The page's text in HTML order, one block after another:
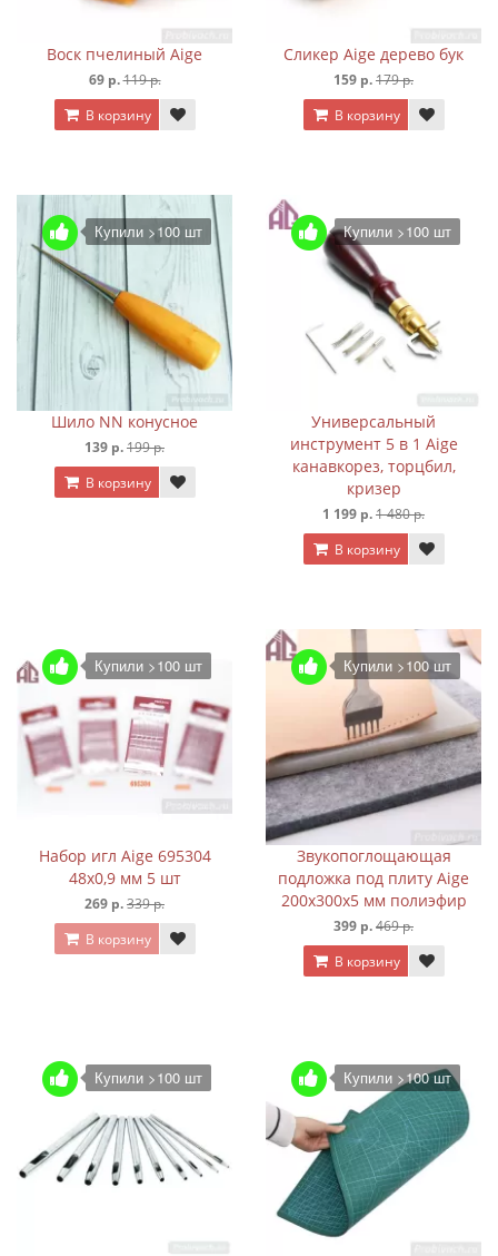
Воск пчелиный Aige
69 р.119 р.
В корзину
Сликер Aige дерево бук
159 р.179 р.
В корзину
Купили >100 шт
Шило NN конусное
139 р.199 р.
В корзину
Купили >100 шт
Универсальный
инструмент 5 в 1 Aige
канавкорез, торцбил,
кризер
1 199 р.1 480 р.
В корзину
Купили >100 шт
Набор игл Aige 695304
48х0,9 мм 5 шт
269 р.339 р.
В корзину
Купили >100 шт
Звукопоглощающая
подложка под плиту Aige
200х300х5 мм полиэфир
399 р.469 р.
В корзину
Купили >100 шт Купили >100 шт